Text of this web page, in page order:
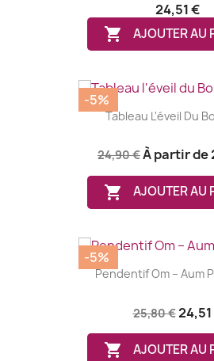
24,51 €
 AJOUTER AU
Tableau L'éveil Du
24,90 €À partir de
 AJOUTER AU
-5%
Pendentif Om – Aum
25,80 €
 AJOUTER AU
-5%